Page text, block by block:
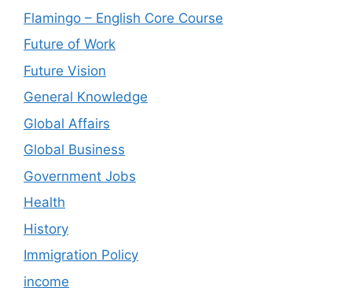
Flamingo – English Core Course
Future of Work
Future Vision
General Knowledge
Global Affairs
Global Business
Government Jobs
Health
History
Immigration Policy
income